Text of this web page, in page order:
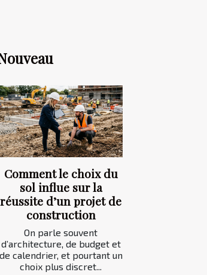
Comment le choix du
sol influe sur la
réussite d’un projet de
construction
On parle souvent
d’architecture, de budget et
de calendrier, et pourtant un
choix plus discret...